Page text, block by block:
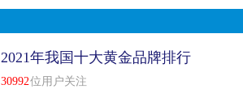
2021年我国十大黄金品牌排行
榜前十名
30992位用户关注